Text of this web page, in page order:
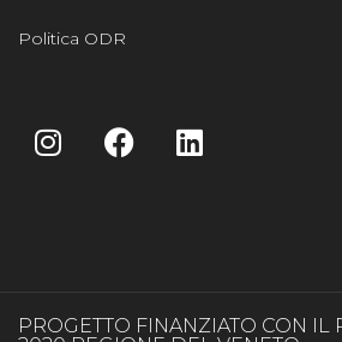
Politica ODR
PROGETTO FINANZIATO CON IL